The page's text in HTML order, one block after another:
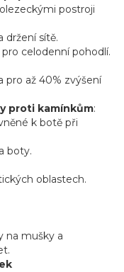
postroji
držení sítě.
celodenní pohodlí.
pro až 40% zvýšení
proti kamínkům:
k botě při
boty.
oblastech.
na mušky a